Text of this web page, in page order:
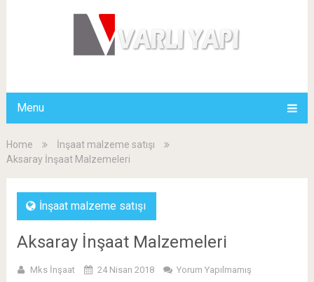
Menu
Home
İnşaat malzeme satışı
Aksaray İnşaat Malzemeleri
İnşaat malzeme satışı
Aksaray İnşaat Malzemeleri
Mks İnşaat 24 Nisan 2018 Yorum Yapılmamış